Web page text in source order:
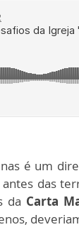
é um
das
da Carta